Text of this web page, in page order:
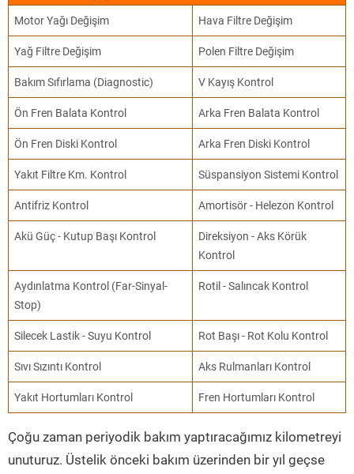
Motor Yağı Değişim Hava Filtre Değişim
Yağ Filtre Değişim Polen Filtre Değişim
Bakım Sıfırlama (Diagnostic) V Kayış Kontrol
Ön Fren Balata Kontrol Arka Fren Balata Kontrol
Ön Fren Diski Kontrol Arka Fren Diski Kontrol
Yakıt Filtre Km. Kontrol Süspansiyon Sistemi Kontrol
Antifriz Kontrol Amortisör - Helezon Kontrol
Akü Güç - Kutup Başı Kontrol
Direksiyon - Aks Körük
Kontrol
Aydınlatma Kontrol (Far-Sinyal-
Stop)
Rotil - Salıncak Kontrol
Silecek Lastik - Suyu Kontrol Rot Başı - Rot Kolu Kontrol
Sıvı Sızıntı Kontrol Aks Rulmanları Kontrol
Yakıt Hortumları Kontrol Fren Hortumları Kontrol
Çoğu zaman periyodik bakım yaptıracağımız kilometreyi
unuturuz. Üstelik önceki bakım üzerinden bir yıl geçse